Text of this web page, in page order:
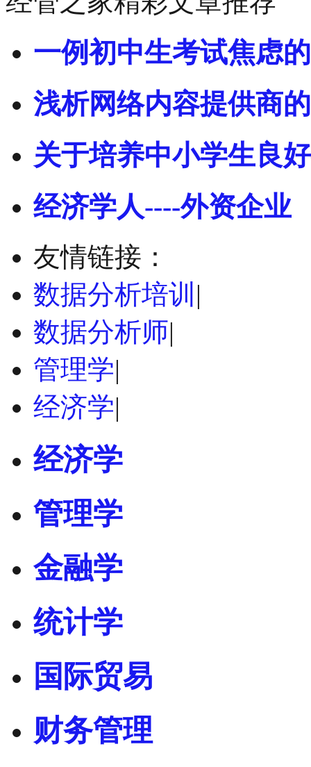
一例初中生考试焦虑
浅析网络内容提供商
关于培养中小学生良
经济学人----外资企业
友情链接：
数据分析培训 |
数据分析师|
管理学|
经济学|
经济学
管理学
金融学
统计学
国际贸易
财务管理